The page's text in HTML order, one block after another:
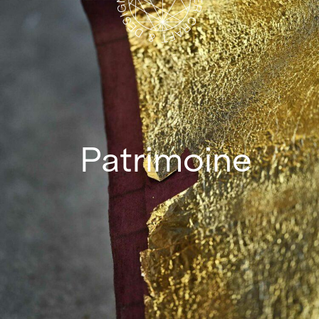
Patrimoine